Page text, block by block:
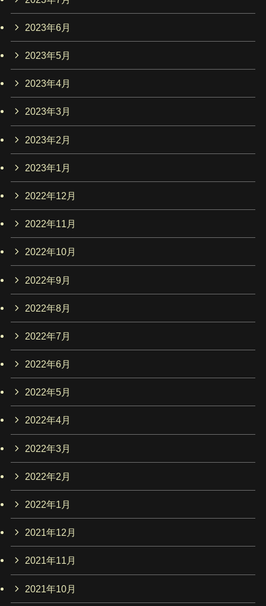
2023年6月
2023年5月
2023年4月
2023年3月
2023年2月
2023年1月
2022年12月
2022年11月
2022年10月
2022年9月
2022年8月
2022年7月
2022年6月
2022年5月
2022年4月
2022年3月
2022年2月
2022年1月
2021年12月
2021年11月
2021年10月